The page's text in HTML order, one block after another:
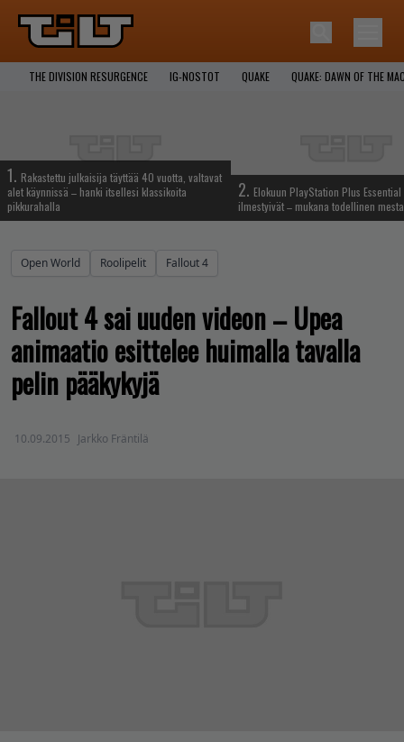
THE DIVISION RESURGENCE IG-NOSTOT QUAKE QUAKE: DAWN OF THE
1. Rakastettu julkaisija täyttää 40 vuotta, valtavat
alet käynnissä – hanki itsellesi klassikoita
pikkurahalla
2. Elokuun PlayStation Plus
ilmestyivät – mukana todellinen
Open World Roolipelit Fallout 4
Fallout 4 sai uuden videon – Upea
animaatio esittelee huimalla tavalla
pelin pääkykyjä
10.09.2015 Jarkko Fräntilä